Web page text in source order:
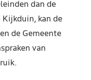
dan de
Kijkduin, kan de
de Gemeente
van